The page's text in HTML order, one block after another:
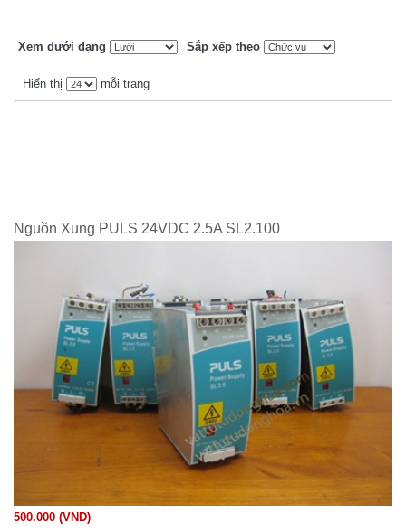
Xem dưới dạng Sắp xếp theo
Hiển thị mỗi trang
Nguồn Xung PULS 24VDC 2.5A SL2.100
500.000 (VND)